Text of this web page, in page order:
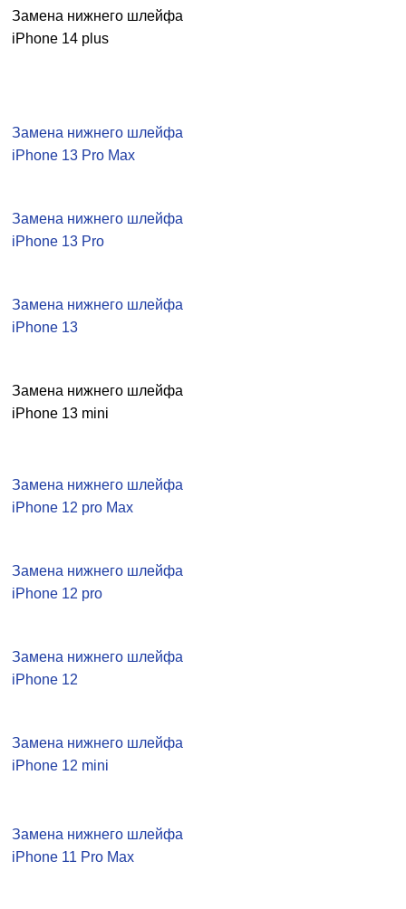
Замена нижнего шлейфа
iPhone 14 plus
Замена нижнего шлейфа
iPhone 13 Pro Max
Замена нижнего шлейфа
iPhone 13 Pro
Замена нижнего шлейфа
iPhone 13
Замена нижнего шлейфа
iPhone 13 mini
Замена нижнего шлейфа
iPhone 12 pro Max
Замена нижнего шлейфа
iPhone 12 pro
Замена нижнего шлейфа
iPhone 12
Замена нижнего шлейфа
iPhone 12 mini
Замена нижнего шлейфа
iPhone 11 Pro Max